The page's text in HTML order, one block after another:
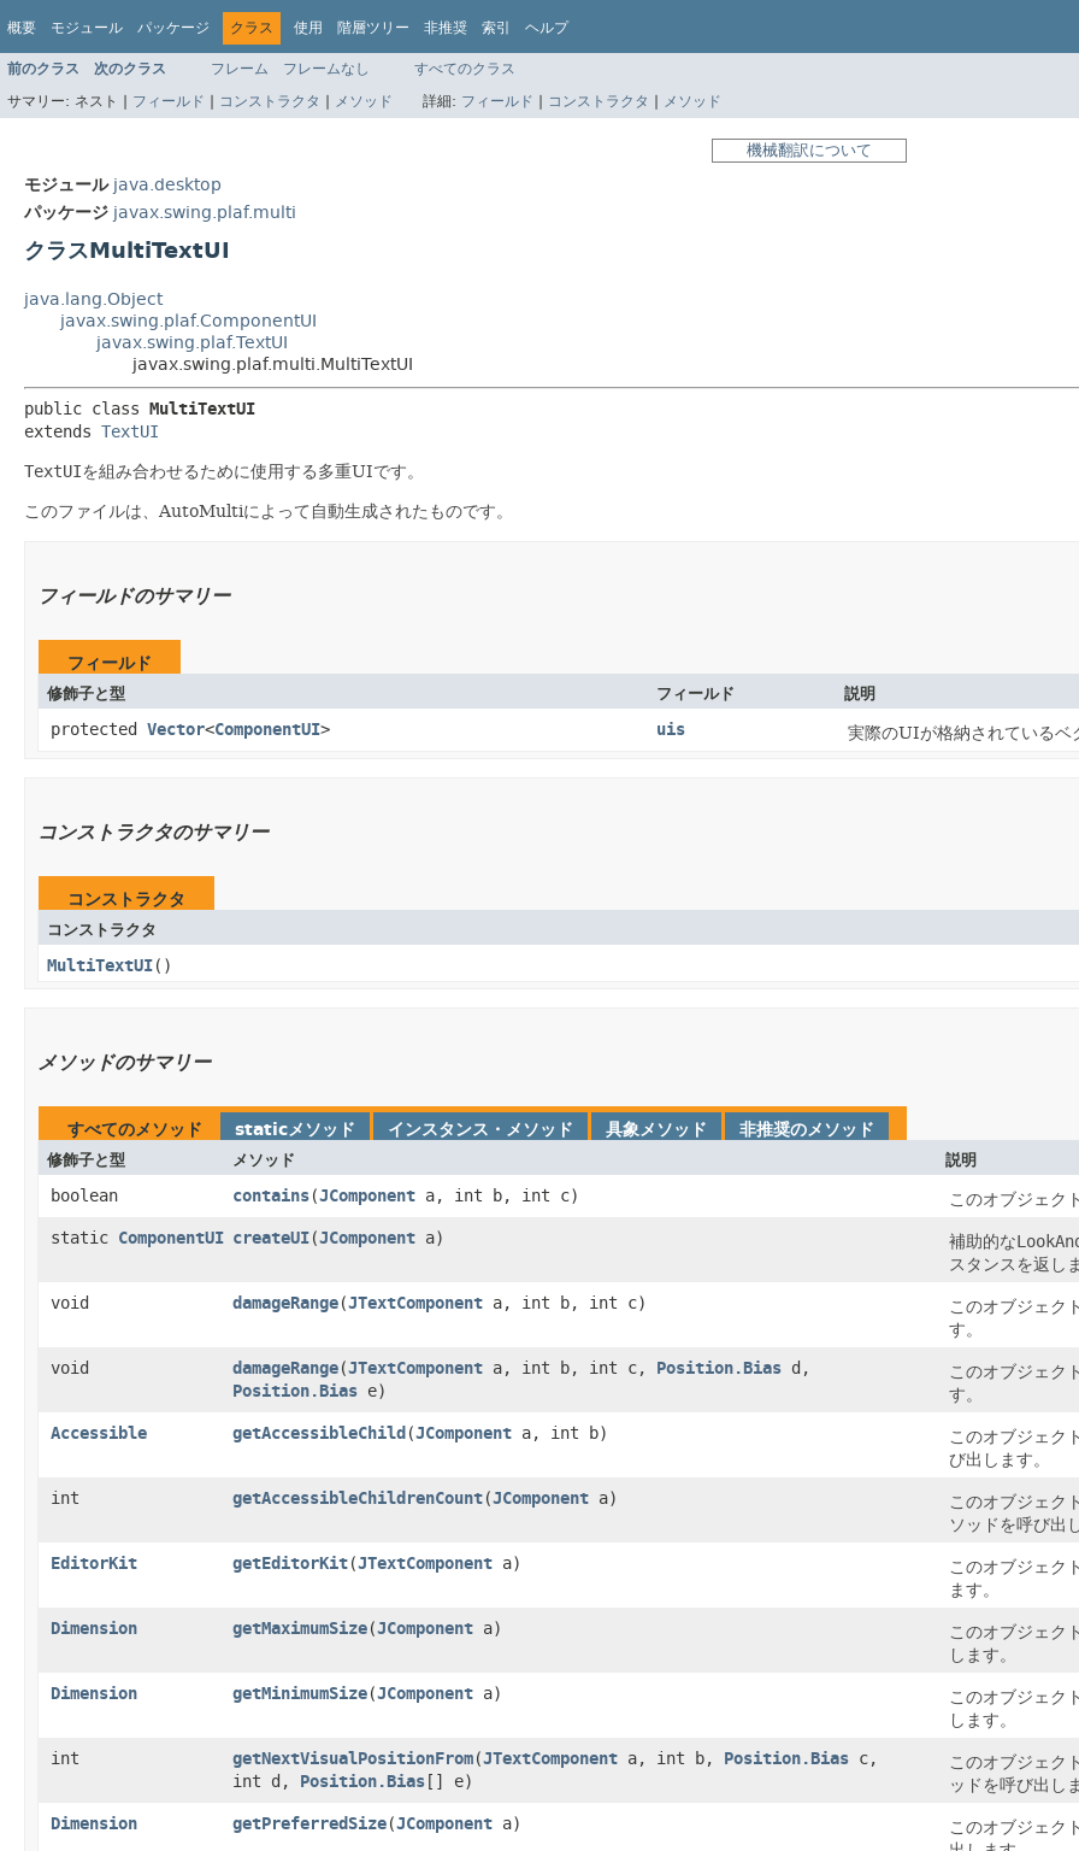
概要 モジュール パッケージ クラス 使用 階層ツリー 非推奨 索引 ヘルプ
前のクラス 次のクラス フレーム フレームなし すべてのクラス
サマリー: ネスト | フィールド | コンストラクタ | メソッド 詳細: フィールド | コンストラクタ | メソッド
機械翻訳について
モジュール java.desktop
パッケージ javax.swing.plaf.multi
クラスMultiTextUI
java.lang.Object
javax.swing.plaf.ComponentUI
javax.swing.plaf.TextUI
javax.swing.plaf.multi.MultiTextUI
public class MultiTextUI
extends TextUI
TextUIを組み合わせるために使用する多重UIです。
このファイルは、AutoMultiによって自動生成されたものです。
フィールドのサマリー
フィールド
修飾子と型 フィールド 説明
protected Vector<ComponentUI> uis 実際のUIが格納されているベ
コンストラクタのサマリー
コンストラクタ
コンストラクタ
MultiTextUI()
メソッドのサマリー
すべてのメソッド staticメソッド インスタンス・メソッド 具象メソッド 非推奨のメソッド
修飾子と型 メソッド 説明
boolean contains​(JComponent a, int b, int c) このオブジェク
static ComponentUI createUI​(JComponent a) 補助的な
スタンスを返し
void damageRange​(JTextComponent a, int b, int c) このオブジェク
す。
void damageRange​(JTextComponent a, int b, int c, Position.Bias d,
Position.Bias e)
このオブジェク
す。
Accessible getAccessibleChild ​(JComponent a, int b) このオブジェク
び出します。
int getAccessibleChildrenCount​(JComponent a) このオブジェク
ソッドを呼び出
EditorKit getEditorKit​(JTextComponent a) このオブジェク
ます。
Dimension getMaximumSize​(JComponent a) このオブジェク
します。
Dimension getMinimumSize​(JComponent a) このオブジェク
します。
int getNextVisualPositionFrom​(JTextComponent a, int b, Position.Bias c,
int d, Position.Bias [] e)
このオブジェク
ッドを呼び出し
Dimension getPreferredSize​(JComponent a) このオブジェク